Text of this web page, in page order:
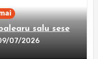
salu sese
07/2026